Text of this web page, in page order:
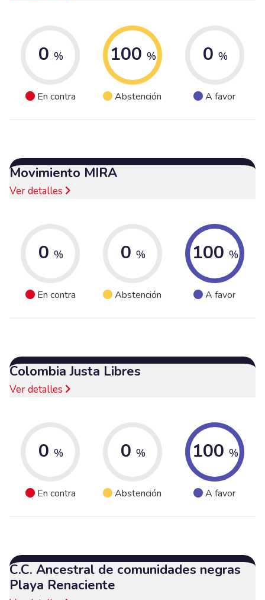
0 %
En contra
100 %
Abstención
0 %
A favor
Movimiento MIRA
Ver detalles
0 %
En contra
0 %
Abstención
100 %
A favor
Colombia Justa Libres
Ver detalles
0 %
En contra
0 %
Abstención
100 %
A favor
C.C. Ancestral de comunidades negras
Playa Renaciente